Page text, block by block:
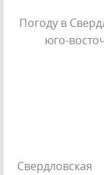
Погоду в
юго-
Свердловская